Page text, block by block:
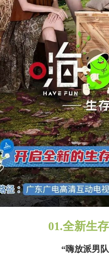
01.全新生
“嗨放派男